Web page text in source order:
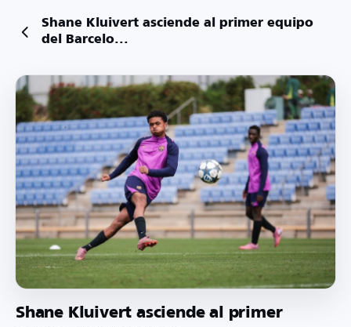
Shane Kluivert asciende al primer equipo
del Barcelo...
Shane Kluivert asciende al primer